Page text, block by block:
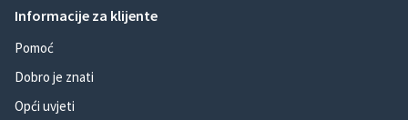
Informacije za klijente
Pomoć
Dobro je znati
Opći uvjeti